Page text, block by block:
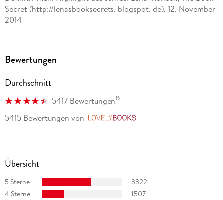
Secret (http://lenasbooksecrets. blogspot. de), 12. November
2014
Traum immer noch nicht aufgegeben haben. Bücherkinder. de
Bewertungen
Durchschnitt
5417 Bewertungen15
5415 Bewertungen von
Übersicht
5 Sterne
3322
4 Sterne
1507